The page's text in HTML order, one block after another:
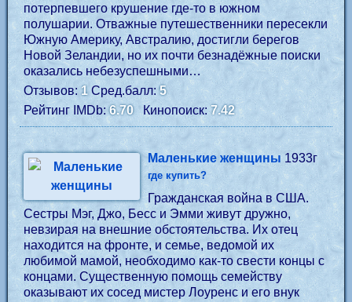
потерпевшего крушение где-то в южном
полушарии. Отважные путешественники пересекли
Южную Америку, Австралию, достигли берегов
Новой Зеландии, но их почти безнадёжные поиски
оказались небезуспешными…
Отзывов: 1 Сред.балл: 5
Рейтинг IMDb:6.70Кинопоиск:7.42
Маленькие женщины 1933г
где купить?
Гражданская война в США.
Сестры Мэг, Джо, Бесс и Эмми живут дружно,
невзирая на внешние обстоятельства. Их отец
находится на фронте, и семье, ведомой их
любимой мамой, необходимо как-то свести концы с
концами. Существенную помощь семейству
оказывают их сосед мистер Лоуренс и его внук